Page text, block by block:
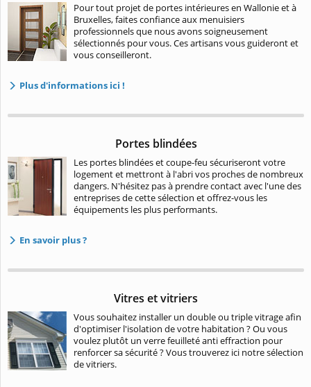
Pour tout projet de portes intérieures en Wallonie et à
Bruxelles, faites confiance aux menuisiers
professionnels que nous avons soigneusement
sélectionnés pour vous. Ces artisans vous guideront et
vous conseilleront.
Plus d'informations ici !
Portes blindées
Les portes blindées et coupe-feu sécuriseront votre
logement et mettront à l'abri vos proches de nombreux
dangers. N'hésitez pas à prendre contact avec l'une des
entreprises de cette sélection et offrez-vous les
équipements les plus performants.
En savoir plus ?
Vitres et vitriers
Vous souhaitez installer un double ou triple vitrage afin
d'optimiser l'isolation de votre habitation ? Ou vous
voulez plutôt un verre feuilleté anti effraction pour
renforcer sa sécurité ? Vous trouverez ici notre sélection
de vitriers.